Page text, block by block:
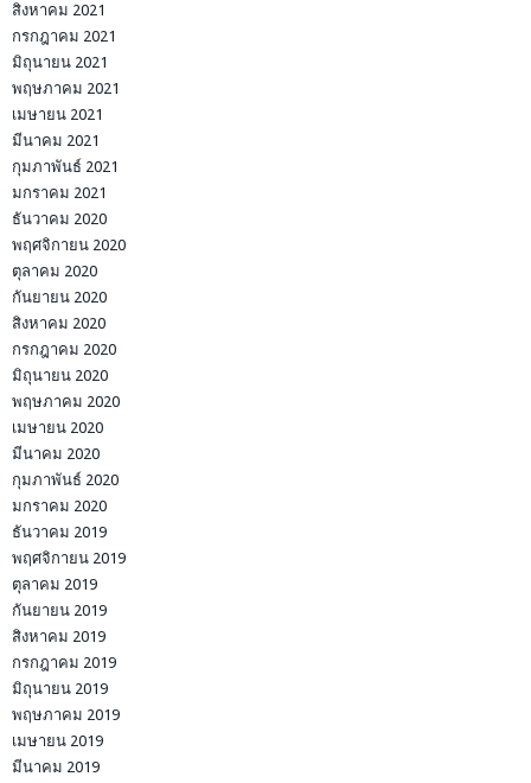
สิงหาคม 2021
กรกฎาคม 2021
มิถุนายน 2021
พฤษภาคม 2021
เมษายน 2021
มีนาคม 2021
กุมภาพันธ์ 2021
มกราคม 2021
ธันวาคม 2020
พฤศจิกายน 2020
ตุลาคม 2020
กันยายน 2020
สิงหาคม 2020
กรกฎาคม 2020
มิถุนายน 2020
พฤษภาคม 2020
เมษายน 2020
มีนาคม 2020
กุมภาพันธ์ 2020
มกราคม 2020
ธันวาคม 2019
พฤศจิกายน 2019
ตุลาคม 2019
กันยายน 2019
สิงหาคม 2019
กรกฎาคม 2019
มิถุนายน 2019
พฤษภาคม 2019
เมษายน 2019
มีนาคม 2019